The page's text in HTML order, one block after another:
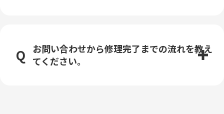
お問い合わせから修理完了までの流れを教え
てください。